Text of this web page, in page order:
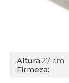
Altura:27 cm
Firmeza: